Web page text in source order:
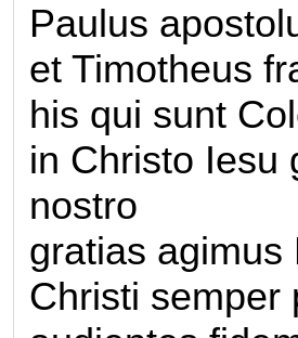
Paulus
et Timotheus
his qui sunt
in Christo Iesu
nostro
gratias agimus
Christi semper